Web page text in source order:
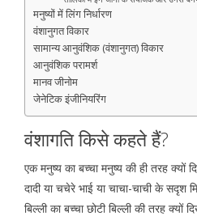
मनुष्यों में लिंग निर्धारण
वंशानुगत विकार
सामान्य आनुवंशिक (वंशानुगत) विकार
आनुवंशिक परामर्श
मानव जीनोम
जेनेटिक इंजीनियरिंग
वंशागति किसे कहते हैं?
एक मनुष्य का बच्चा मनुष्य की ही तरह क्यों
दादी या चचेरे भाई या चाचा-चाची के सदृश
बिल्ली का बच्चा छोटी बिल्ली की तरह